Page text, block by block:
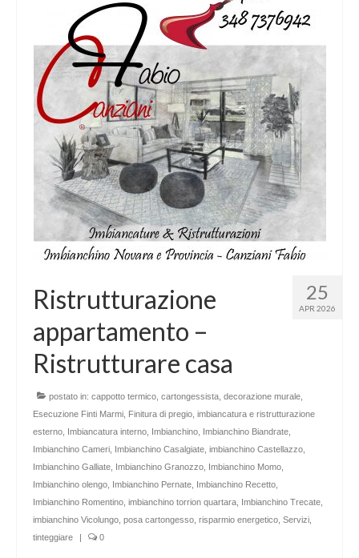
25
APR 2026
Ristrutturazione
appartamento –
Ristrutturare casa
postato in: cappotto termico, cartongessista, decorazione murale,
Esecuzione Finti Marmi, Finitura di pregio, imbiancatura e ristrutturazione
esterno, Imbiancatura interno, Imbianchino, Imbianchino Biandrate,
Imbianchino Cameri, Imbianchino Casalgiate, imbianchino Castellazzo,
Imbianchino Galliate, Imbianchino Granozzo, Imbianchino Momo,
Imbianchino olengo, Imbianchino Pernate, Imbianchino Recetto,
Imbianchino Romentino, imbianchino torrion quartara, Imbianchino Trecate,
imbianchino Vicolungo, posa cartongesso, risparmio energetico, Servizi,
tinteggiare
0